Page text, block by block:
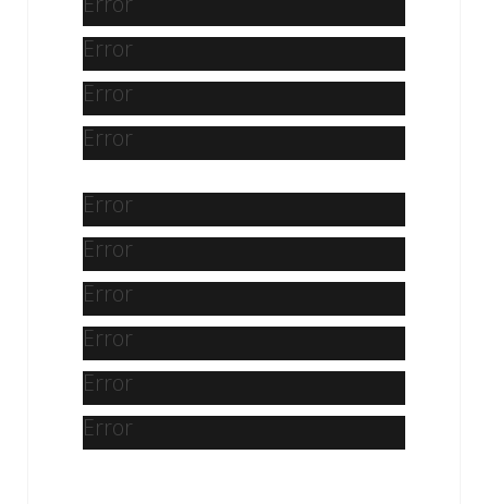
Error
Error
Error
Error
Error
Error
Error
Error
Error